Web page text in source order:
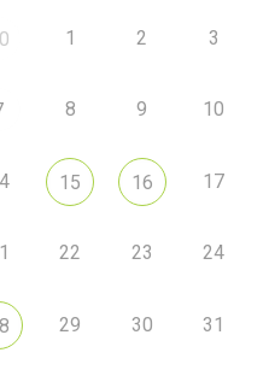
1 2 3
8 9 10
15 16 17
22 23 24
29 30 31